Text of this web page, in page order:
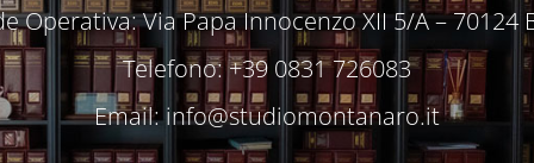
Operativa: Via Papa Innocenzo XII 5/A – 70124
Telefono: +39 0831 726083
Email:info@studiomontanaro.it